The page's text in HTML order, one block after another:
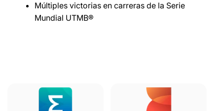
Múltiples victorias en carreras de la Serie
Mundial UTMB®